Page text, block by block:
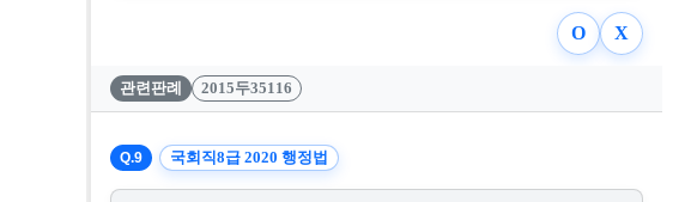
O X
관련판례 2015두35116
Q.9 국회직8급 2020 행정법